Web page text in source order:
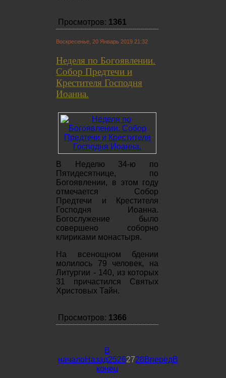
Просмотров: 1361
Воскресенье, 20 Январь 2019 21:32
Неделя по Богоявлении.
Собор Предтечи и
Крестителя Господня
Иоанна.
В Неделю 34-ю по
Пятидесятнице, по
Богоявлении, в этом году
отмечается Собор
Предтечи и Крестителя
Господня Иоанна.
Богослужение было
совершено соборно
клириками монастыря.
На всенощном бдении
молилось 79 человек, на
Литургии - 140, из которых
31 причастился Святых
Христовых Тайн.
Просмотров: 1366
В
началоНазад25262728ВперёдВ
конец